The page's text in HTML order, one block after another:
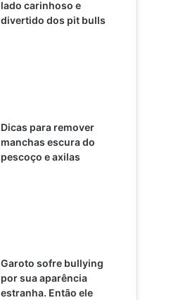
lado carinhoso e
divertido dos pit bulls
Dicas para remover
manchas escura do
pescoço e axilas
Garoto sofre bullying
por sua aparência
estranha. Então ele